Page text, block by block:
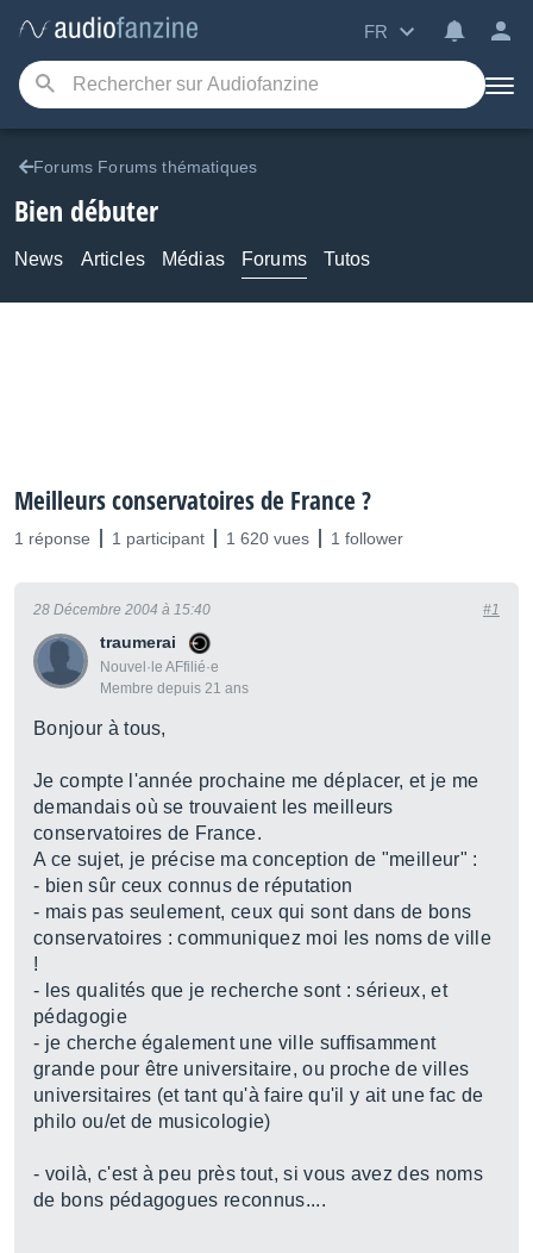
FR
Forums Forums thématiques
Bien débuter
News Articles Médias Forums Tutos
Meilleurs conservatoires de France ?
1 réponse 1 participant 1 620 vues 1 follower
traumerai
Nouvel·le AFfilié·e
Membre depuis 21 ans
28 Décembre 2004 à 15:40 #1
Bonjour à tous,
Je compte l'année prochaine me déplacer, et je me
demandais où se trouvaient les meilleurs
conservatoires de France.
A ce sujet, je précise ma conception de "meilleur" :
- bien sûr ceux connus de réputation
- mais pas seulement, ceux qui sont dans de bons
conservatoires : communiquez moi les noms de ville
!
- les qualités que je recherche sont : sérieux, et
pédagogie
- je cherche également une ville suffisamment
grande pour être universitaire, ou proche de villes
universitaires (et tant qu'à faire qu'il y ait une fac de
philo ou/et de musicologie)
- voilà, c'est à peu près tout, si vous avez des noms
de bons pédagogues reconnus....